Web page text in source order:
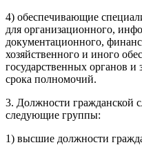
4) обеспечивающие
для организационного,
документационного,
хозяйственного и иного
государственных органов
срока полномочий.
3. Должности гражданской
следующие группы:
1) высшие должности